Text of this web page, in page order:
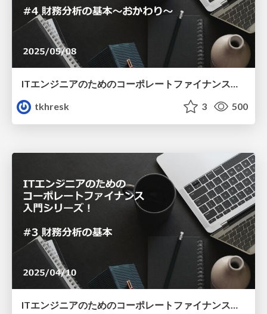
ITエンジニアのためのコーポレートファイナンス入門シリーズ！ #4 財務分析の基本〜おかわり〜
tkhresk
3 500
ITエンジニアのためのコーポレートファイナンス入門シリーズ！ #3 財務分析の基本